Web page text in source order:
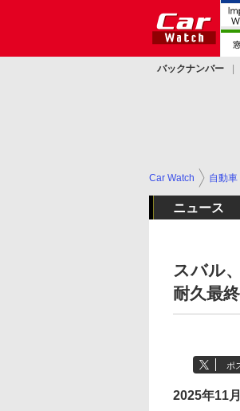
バックナンバー
Car Watch 自動車
ニュース
スバル
耐久最
ポ
2025年11